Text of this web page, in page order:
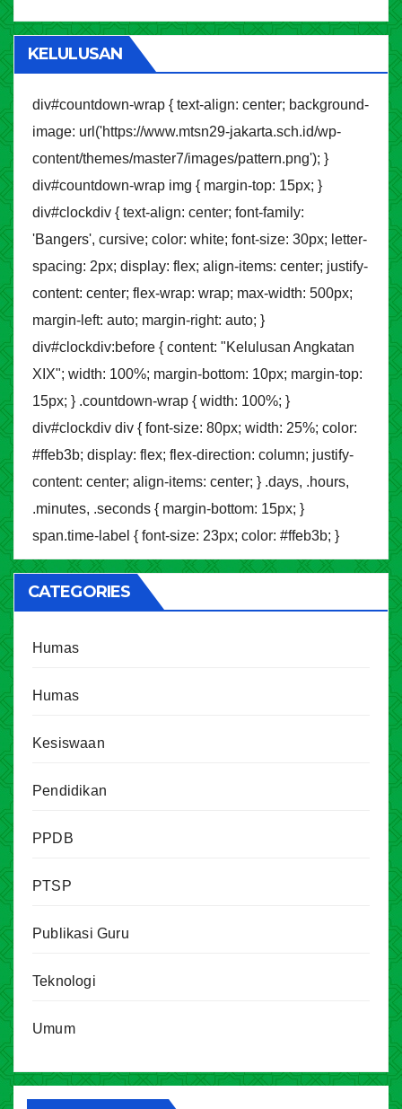
KELULUSAN
div#countdown-wrap { text-align: center; background-
image: url('https://www.mtsn29-jakarta.sch.id/wp-
content/themes/master7/images/pattern.png'); }
div#countdown-wrap img { margin-top: 15px; }
div#clockdiv { text-align: center; font-family:
'Bangers', cursive; color: white; font-size: 30px; letter-
spacing: 2px; display: flex; align-items: center; justify-
content: center; flex-wrap: wrap; max-width: 500px;
margin-left: auto; margin-right: auto; }
div#clockdiv:before { content: "Kelulusan Angkatan
XIX"; width: 100%; margin-bottom: 10px; margin-top:
15px; } .countdown-wrap { width: 100%; }
div#clockdiv div { font-size: 80px; width: 25%; color:
#ffeb3b; display: flex; flex-direction: column; justify-
content: center; align-items: center; } .days, .hours,
.minutes, .seconds { margin-bottom: 15px; }
span.time-label { font-size: 23px; color: #ffeb3b; }
CATEGORIES
Humas
Humas
Kesiswaan
Pendidikan
PPDB
PTSP
Publikasi Guru
Teknologi
Umum